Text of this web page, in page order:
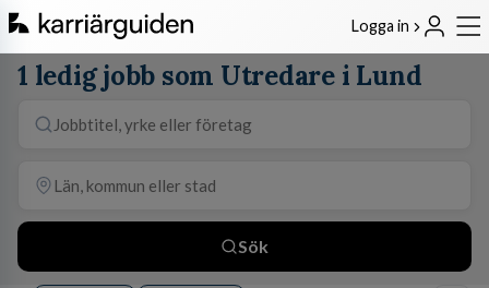
Logga in
1 ledig jobb som Utredare i Lund
Sök